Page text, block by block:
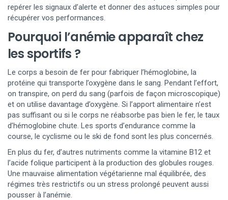
repérer les signaux d’alerte et donner des astuces simples pour
récupérer vos performances.
Pourquoi l’anémie apparaît chez
les sportifs ?
Le corps a besoin de fer pour fabriquer l’hémoglobine, la
protéine qui transporte l’oxygène dans le sang. Pendant l’effort,
on transpire, on perd du sang (parfois de façon microscopique)
et on utilise davantage d’oxygène. Si l’apport alimentaire n’est
pas suffisant ou si le corps ne réabsorbe pas bien le fer, le taux
d’hémoglobine chute. Les sports d’endurance comme la
course, le cyclisme ou le ski de fond sont les plus concernés.
En plus du fer, d’autres nutriments comme la vitamine B12 et
l’acide folique participent à la production des globules rouges.
Une mauvaise alimentation végétarienne mal équilibrée, des
régimes très restrictifs ou un stress prolongé peuvent aussi
pousser à l’anémie.